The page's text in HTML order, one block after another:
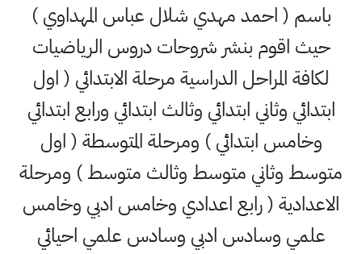
باسم ( احمد مهدي شلال عباس المهداوي )
حيث اقوم بنشر شروحات دروس الرياضيات
لكافة المراحل الدراسية مرحلة الابتدائي ( اول
ابتدائي وثاني ابتدائي وثالث ابتدائي ورابع ابتدائي
وخامس ابتدائي ) ومرحلة المتوسطة ( اول
متوسط وثاني متوسط وثالث متوسط ) ومرحلة
الاعدادية ( رابع اعدادي وخامس ادبي وخامس
علمي وسادس ادبي وسادس علمي احيائي